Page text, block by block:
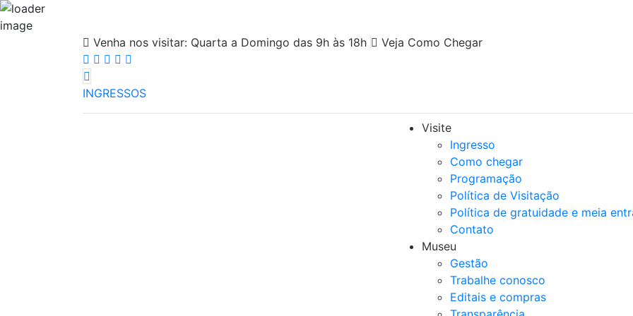
Venha nos visitar: Quarta a Domingo das 9h às 18h Veja Como Chegar
INGRESSOS
Visite
Ingresso
Como chegar
Programação
Política de Visitação
Política de gratuidade e meia
Contato
Museu
Gestão
Trabalhe conosco
Editais e compras